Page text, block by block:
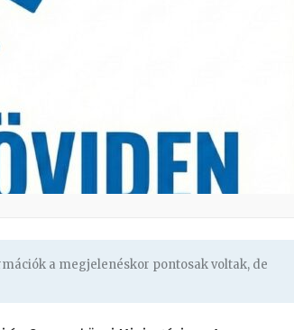
a megjelenéskor pontosak voltak, de